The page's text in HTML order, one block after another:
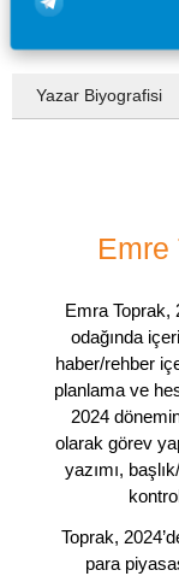
Yazar Biyografisi
Emre
Emra Toprak,
odağında
haber/rehber
planlama ve
2024
olarak görev
yazımı,
Toprak,
para